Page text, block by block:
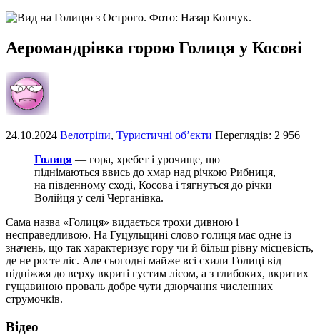
Аеромандрівка горою Голиця у Косові
24.10.2024 Велотріпи, Туристичні об’єкти Переглядів: 2 956
Голиця — гора, хребет і урочище, що
піднімаються ввись до хмар над річкою Рибниця,
на південному сході, Косова і тягнуться до річки
Волійця у селі Черганівка.
Сама назва «Голиця» видається трохи дивною і
несправедливою. На Гуцульщині слово голиця має одне із
значень, що так характеризує гору чи й більш рівну місцевість,
де не росте ліс. Але сьогодні майже всі схили Голиці від
підніжжя до верху вкриті густим лісом, а з глибоких, вкритих
гущавиною проваль добре чути дзюрчання численних
струмочків.
Відео